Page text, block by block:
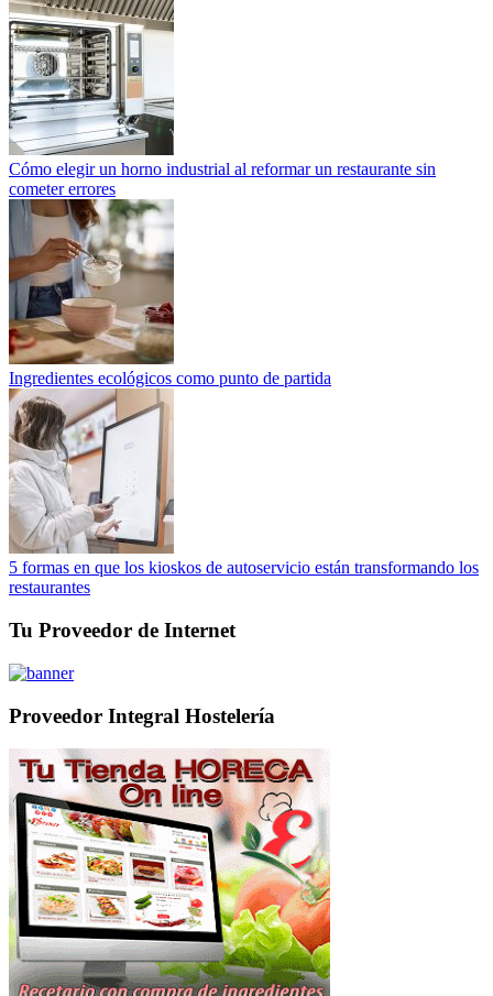
Cómo elegir un horno industrial al reformar un restaurante sin
cometer errores
Ingredientes ecológicos como punto de partida
5 formas en que los kioskos de autoservicio están transformando los
restaurantes
Tu Proveedor de Internet
Proveedor Integral Hostelería